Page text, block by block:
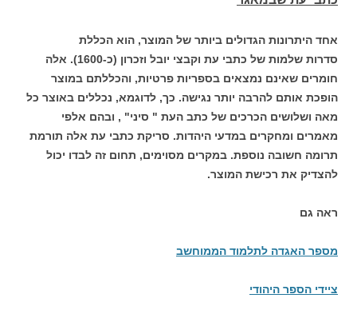
אחד היתרונות הגדולים ביותר של המוצר, הוא הכללת
סדרות
שלמות של כתבי עת וקבצי יובל וזכרון (כ-1600). אלה
חומרים שאינם נמצאים בספריות פרטיות, והכללתם במוצר
הופכת אותם להרבה יותר נגישה. כך, לדוגמא, נכללים באוצר כל
מאה ושלושים הכרכים של כתב העת " סיני" , ובהם אלפי
מאמרים ומחקרים במדעי היהדות. סריקת כתבי עת אלה תורמת
תרומה חשובה נוספת. במקרים מסוימים, תחום זה לבדו יכול
להצדיק את רכישת המוצר.
ראה גם
מספר האגדה לתלמוד הממוחשב
ציידי הספר היהודי